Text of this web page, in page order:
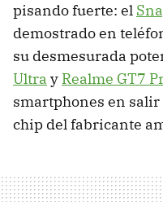
pisando fuerte: el
demostrado en
su desmesurada
Ultra y Realme GT7
smartphones en
chip del fabricante